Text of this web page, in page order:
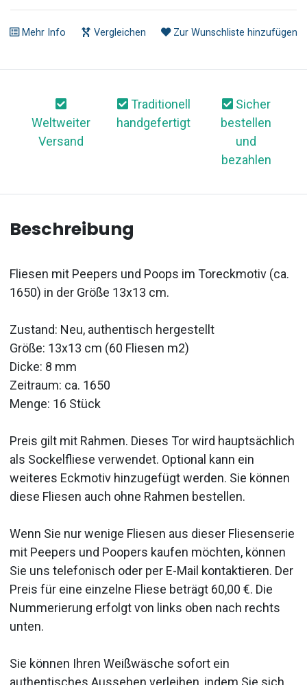
Mehr Info Vergleichen Zur Wunschliste hinzufügen
Weltweiter
Versand
Traditionell
handgefertigt
Sicher
bestellen
und
bezahlen
Beschreibung
Fliesen mit Peepers und Poops im Toreckmotiv (ca.
1650) in der Größe 13x13 cm.
Zustand: Neu, authentisch hergestellt
Größe: 13x13 cm (60 Fliesen m2)
Dicke: 8 mm
Zeitraum: ca. 1650
Menge: 16 Stück
Preis gilt mit Rahmen. Dieses Tor wird hauptsächlich
als Sockelfliese verwendet. Optional kann ein
weiteres Eckmotiv hinzugefügt werden. Sie können
diese Fliesen auch ohne Rahmen bestellen.
Wenn Sie nur wenige Fliesen aus dieser Fliesenserie
mit Peepers und Poopers kaufen möchten, können
Sie uns telefonisch oder per E-Mail kontaktieren. Der
Preis für eine einzelne Fliese beträgt 60,00 €. Die
Nummerierung erfolgt von links oben nach rechts
unten.
Sie können Ihren Weißwäsche sofort ein
authentisches Aussehen verleihen, indem Sie sich